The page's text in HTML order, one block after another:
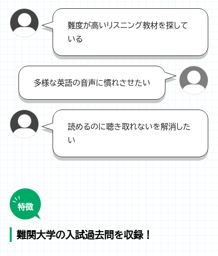
難度が高いリスニング教材を探して
いる
多様な英語の音声に慣れさせたい
読めるのに聴き取れないを解消した
い
特徴
難関大学の入試過去問を収録！